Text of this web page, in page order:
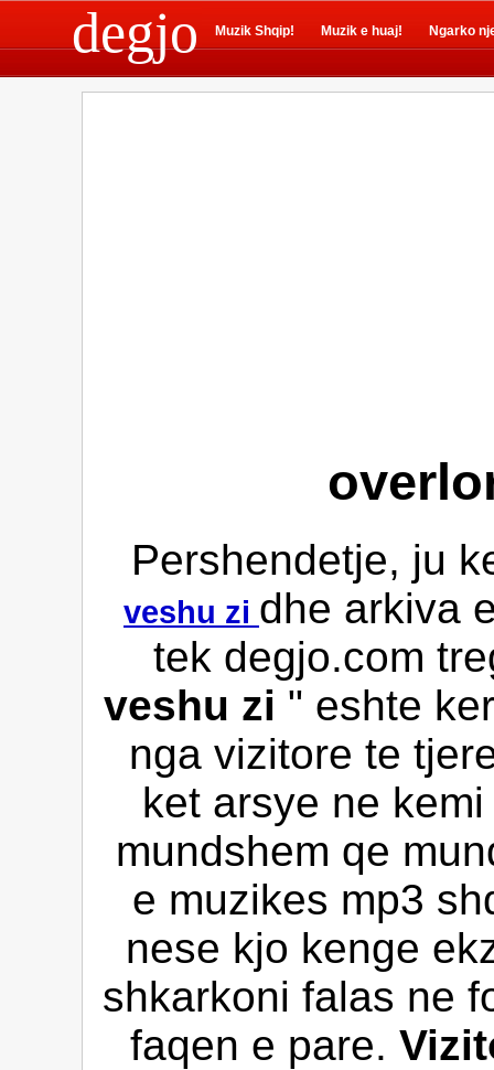
degjo Muzik Shqip! Muzik e huaj! Ngarko
Pershendetje, ju
veshu zi dhe arkiva
tek degjo.com
veshu zi " eshte
nga vizitore te
ket arsye ne
mundshem qe
e muzikes mp3
nese kjo kenge
shkarkoni falas ne
faqen e pare.